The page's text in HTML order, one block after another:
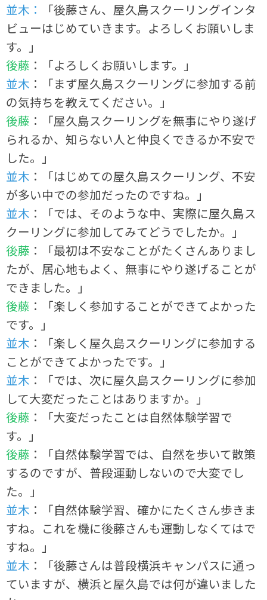
並木：
「後藤さん、屋久島スクーリングインタ
ビューはじめていきます。よろしくお願いしま
す。」
後藤 ：「よろしくお願いします。」
並木 ：「まず屋久島スクーリングに参加する前
の気持ちを教えてください。」
後藤 ：「屋久島スクーリングを無事にやり遂げ
られるか、知らない人と仲良くできるか不安で
した。」
並木 ：「はじめての屋久島スクーリング、不安
が多い中での参加だったのですね。」
並木 ：「では、そのような中、実際に屋久島ス
クーリングに参加してみてどうでしたか。」
後藤 ：「最初は不安なことがたくさんありまし
たが、居心地もよく、無事にやり遂げることが
できました。」
後藤 ：「楽しく参加することができてよかった
です。」
並木 ：「楽しく屋久島スクーリングに参加する
ことができてよかったです。」
並木 ：「では、次に屋久島スクーリングに参加
して大変だったことはありますか。」
後藤 ：「大変だったことは自然体験学習で
す。」
後藤 ：「自然体験学習では、自然を歩いて散策
するのですが、普段運動しないので大変でし
た。」
並木 ：「自然体験学習、確かにたくさん歩きま
すね。これを機に後藤さんも運動しなくてはで
すね。」
並木 ：「後藤さんは普段横浜キャンパスに通っ
ていますが、横浜と屋久島では何が違いました